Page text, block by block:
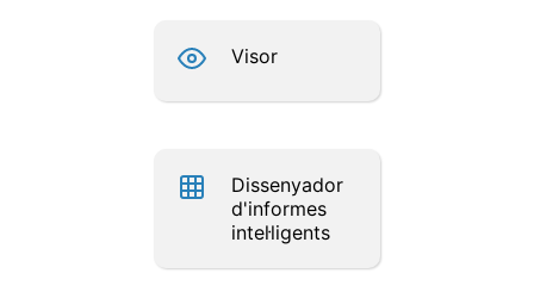
Visor
Dissenyador
d'informes
intel·ligents